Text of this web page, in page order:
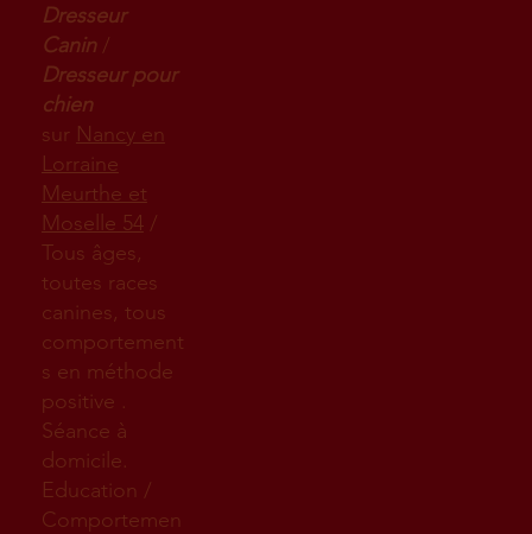
Dresseur
Canin/
Dresseur pour
chien
sur Nancy en
Lorraine
Meurthe et
Moselle 54/
Tous âges,
toutes races
canines, tous
comportement
s en méthode
positive .
Séance à
domicile.
Education /
Comportemen